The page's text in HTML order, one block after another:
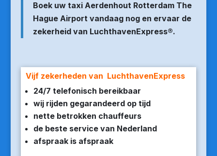
Boek uw taxi Aerdenhout Rotterdam The
Hague Airport vandaag nog en ervaar de
zekerheid van LuchthavenExpress®.
Vijf zekerheden van LuchthavenExpress
24/7 telefonisch bereikbaar
wij rijden gegarandeerd op tijd
nette betrokken chauffeurs
de beste service van Nederland
afspraak is afspraak